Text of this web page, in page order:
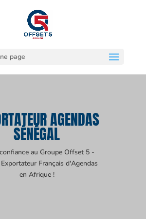
page
AGENDAS
SÉNÉGAL
au Groupe Offset 5 -
Français d'Agendas
en Afrique !